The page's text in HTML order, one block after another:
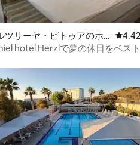
ツリーヤ・ピトゥアのホ
客室
レビ
hotel Herzlで夢の休日をベス